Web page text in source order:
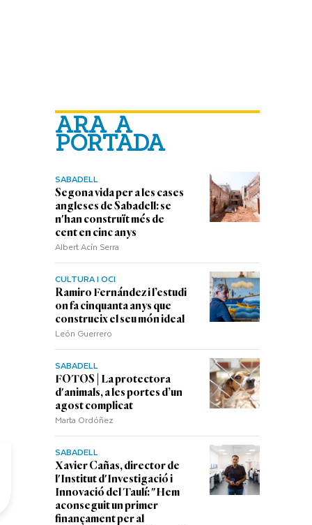
ARA A
PORTADA
SABADELL
Segona vida per a les cases
angleses de Sabadell: se
n'han construït més de
cent en cinc anys
Albert Acín Serra
CULTURA I OCI
Ramiro Fernández i l’estudi
on fa cinquanta anys que
construeix el seu món ideal
León Guerrero
SABADELL
FOTOS | La protectora
d'animals, a les portes d’un
agost complicat
Marta Ordóñez
SABADELL
Xavier Cañas, director de
l'Institut d'Investigació i
Innovació del Taulí: "Hem
aconseguit un primer
finançament per al